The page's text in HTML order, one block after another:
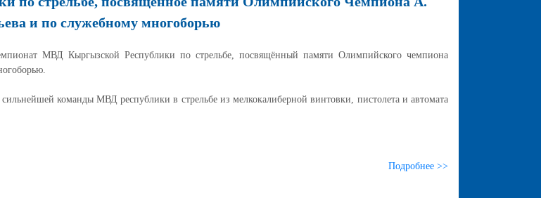
и по служебному многоборью
МВД Кыргызской Республики по стрельбе, посвящённый памяти Олимпийского чемпиона
команды МВД республики в стрельбе из мелкокалиберной винтовки, пистолета и автомата
Подробнее >>